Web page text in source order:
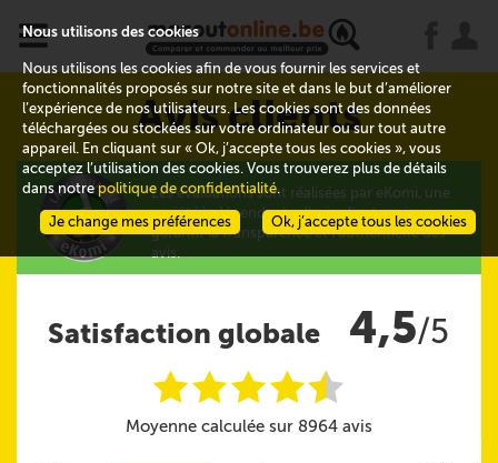
x
Avis clients
Les évaluations sont réalisées par eKomi, une
société indépendante d'avis clients qui
garantit la transparence et l'authenticité des
avis.
Satisfaction globale 4,5/5
iiiii
@
Moyenne calculée sur 8964 avis
Nous utilisons des cookies
Nous utilisons les cookies afin de vous fournir les services et
fonctionnalités proposés sur notre site et dans le but d’améliorer
l’expérience de nos utilisateurs. Les cookies sont des données
téléchargées ou stockées sur votre ordinateur ou sur tout autre
appareil. En cliquant sur « Ok, j’accepte tous les cookies », vous
acceptez l’utilisation des cookies. Vous trouverez plus de détails
dans notrepolitique de confidentialité.
Ok, j’accepte tous les cookies
Je change mes préférences